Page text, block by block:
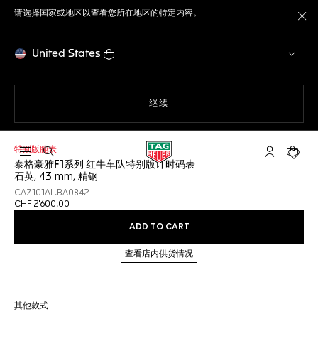
请选择国家或地区以查看您所在地区的特定内容。
United States
继续
打开搜索 My TAG您的
特别版腕表
泰格豪雅F1系列 红牛车队特别版计时码表
石英, 43 mm, 精钢
CAZ101AL.BA0842
CHF 2'600.00
ADD TO CART
查看店内供货情况
其他款式